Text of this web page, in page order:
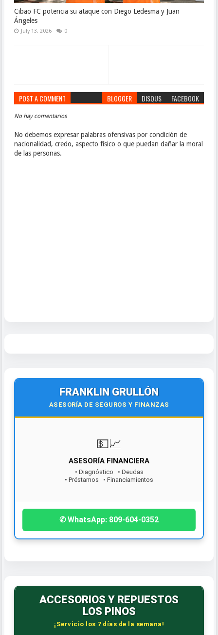
Cibao FC potencia su ataque con Diego Ledesma y Juan
Ángeles
July 13, 2026 0
POST A COMMENT BLOGGER DISQUS FACEBOOK
No hay comentarios
No debemos expresar palabras ofensivas por condición de
nacionalidad, credo, aspecto físico o que puedan dañar la moral
de las personas.
FRANKLIN GRULLÓN
ASESORÍA DE SEGUROS Y FINANZAS
💵📈
• Diagnóstico • Deudas
• Préstamos • Financiamientos
¡Contáctanos hoy!
✆ WhatsApp: 809-604-0352
ACCESORIOS Y REPUESTOS
LOS PINOS
¡Servicio los 7 días de la semana!